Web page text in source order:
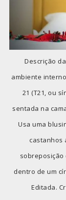
Descrição
ambiente
21 (T21, ou
sentada na
Usa uma
castanhos
sobreposição
dentro de um
Editada.